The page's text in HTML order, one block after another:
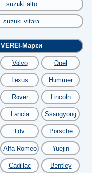
suzuki alto
suzuki vitara
VEREI-Марки
Volvo Opel
Lexus Hummer
Rover Lincoln
Lancia Ssangyong
Ldv Porsche
Alfa Romeo Yuejin
Cadillac Bentley